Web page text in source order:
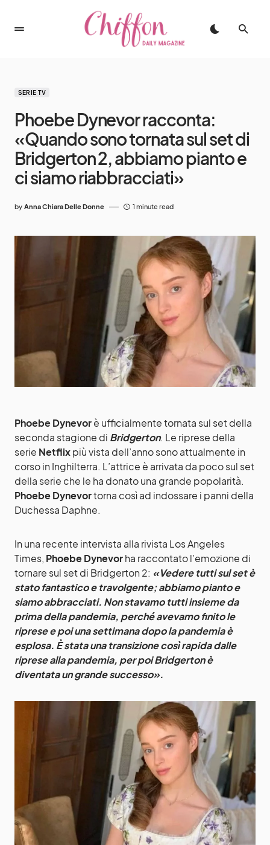
SERIE TV
Phoebe Dynevor racconta:
«Quando sono tornata sul set di
Bridgerton 2, abbiamo pianto e
ci siamo riabbracciati»
by Anna Chiara Delle Donne 1 minute read
Phoebe Dynevorè ufficialmente tornata sul set della
seconda stagione di Bridgerton. Le riprese della
serie Netflixpiù vista dell’anno sono attualmente in
corso in Inghilterra. L’attrice è arrivata da poco sul set
della serie che le ha donato una grande popolarità.
Phoebe Dynevortorna così ad indossare i panni della
Duchessa Daphne.
In una recente intervista alla rivista Los Angeles
Times, Phoebe Dynevorha raccontato l’emozione di
tornare sul set di Bridgerton 2: «Vedere tutti sul set è
stato fantastico e travolgente; abbiamo pianto e
siamo abbracciati. Non stavamo tutti insieme da
prima della pandemia, perché avevamo finito le
riprese e poi una settimana dopo la pandemia è
esplosa. È stata una transizione così rapida dalle
riprese alla pandemia, per poi Bridgerton è
diventata un grande successo».